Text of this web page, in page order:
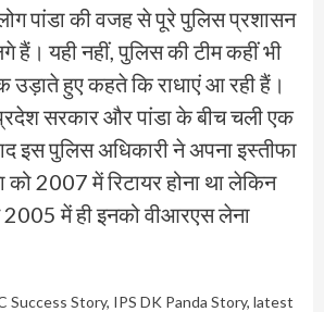
पांडा की वजह से पूरे पुलिस प्रशासन
हैं। यही नहीं, पुलिस की टीम कहीं भी
उड़ाते हुए कहते कि राधाएं आ रही हैं।
सरकार और पांडा के बीच चली एक
इस पुलिस अधिकारी ने अपना इस्तीफा
को 2007 में रिटायर होना था लेकिन
में ही इनको वीआरएस लेना
Success Story, IPS DK Panda Story, latest